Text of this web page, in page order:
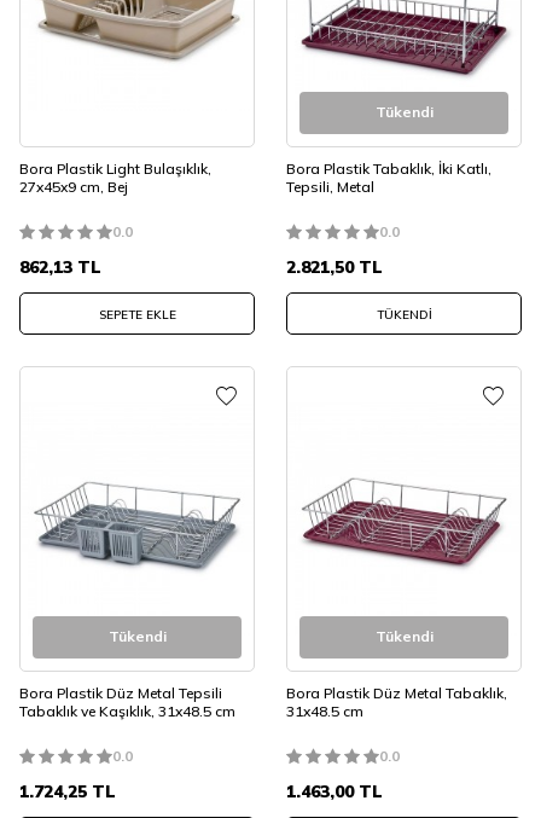
Bora Plastik Light Bulaşıklık,
27x45x9 cm, Bej
0.0
862,13 TL
SEPETE EKLE
Tükendi
Bora Plastik Tabaklık, İki Katlı,
Tepsili, Metal
0.0
2.821,50TL
TÜKENDI
Tükendi
Bora Plastik Düz Metal Tepsili
Tabaklık ve Kaşıklık, 31x48.5 cm
0.0
1.724,25 TL
Tükendi
Bora Plastik Düz Metal Tabaklık,
31x48.5 cm
0.0
1.463,00TL